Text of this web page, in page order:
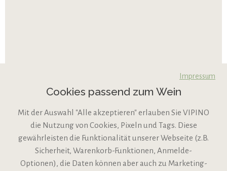
VIPINO Service
Impressum
Cookies passend zum Wein
Mit der Auswahl "Alle akzeptieren" erlauben Sie VIPINO
die Nutzung von Cookies, Pixeln und Tags. Diese
gewährleisten die Funktionalität unserer Webseite (z.B.
Sicherheit, Warenkorb-Funktionen, Anmelde-
Optionen), die Daten können aber auch zu Marketing-